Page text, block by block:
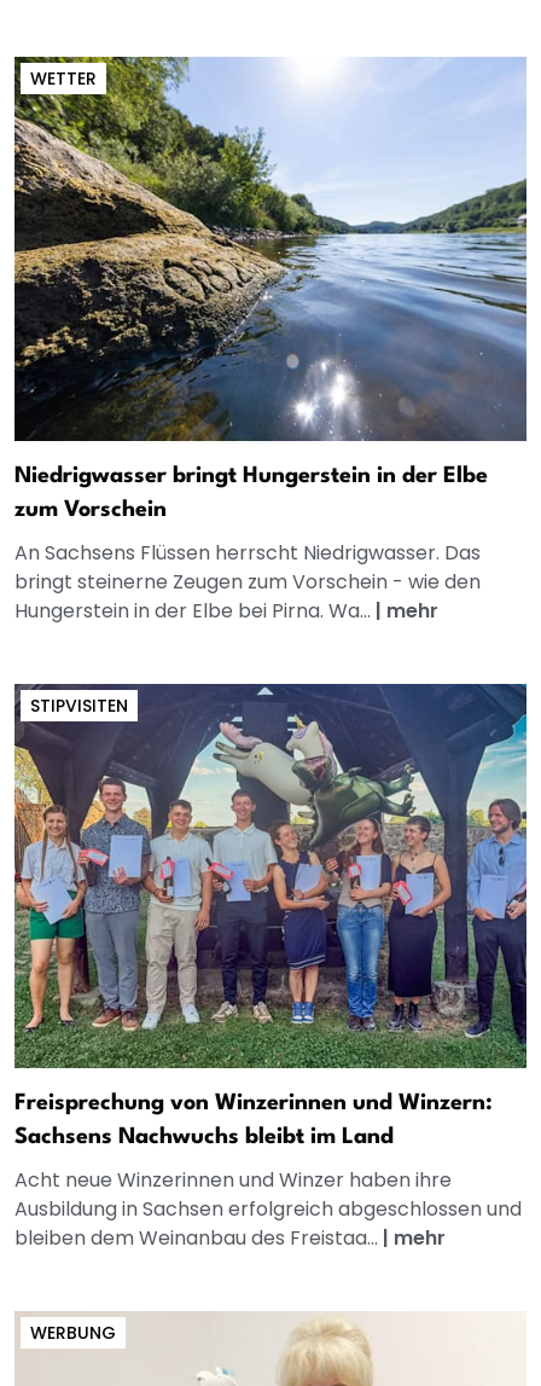
WETTER
Niedrigwasser bringt Hungerstein in der Elbe
zum Vorschein
An Sachsens Flüssen herrscht Niedrigwasser. Das
bringt steinerne Zeugen zum Vorschein - wie den
Hungerstein in der Elbe bei Pirna. Wa... | mehr
STIPVISITEN
Freisprechung von Winzerinnen und Winzern:
Sachsens Nachwuchs bleibt im Land
Acht neue Winzerinnen und Winzer haben ihre
Ausbildung in Sachsen erfolgreich abgeschlossen und
bleiben dem Weinanbau des Freistaa... | mehr
WERBUNG